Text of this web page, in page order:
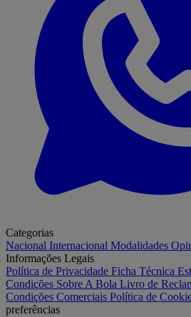
Categorias
Nacional Internacional Modalidades
Informações Legais
Política de Privacidade Ficha Técnica
Condições Sobre A Bola Livro de
Condições Comerciais Política de
preferências